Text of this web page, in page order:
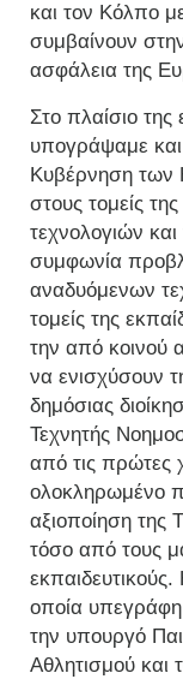
και τον Κόλπο
συμβαίνουν
ασφάλεια της
Στο πλαίσιο
υπογράψαμε
Κυβέρνηση
στους τομείς
τεχνολογιών
συμφωνία
αναδυόμενων
τομείς της
την από κοινού
να ενισχύσουν
δημόσιας
Τεχνητής
από τις πρώτες
ολοκληρωμένο
αξιοποίηση της
τόσο από τους
οποία
την υπουργό
Αθλητισμού και